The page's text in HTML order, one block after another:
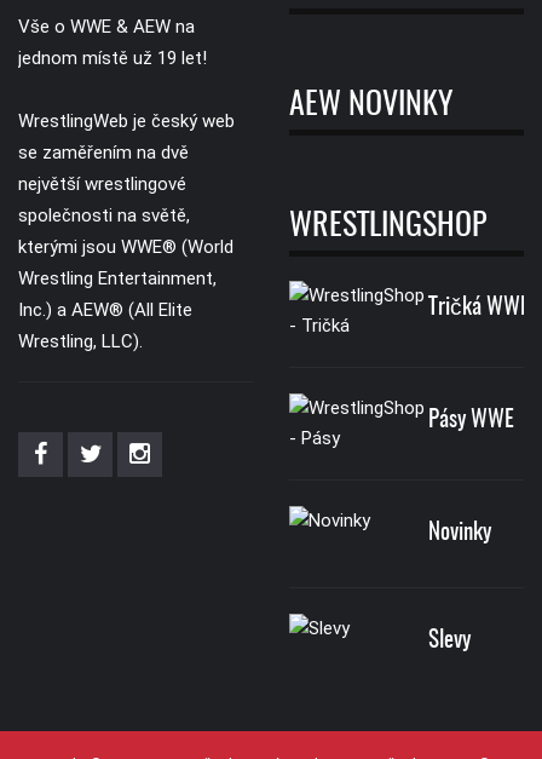
Vše o WWE & AEW na
jednom místě už 19 let!
WrestlingWeb je český web
se zaměřením na dvě
největší wrestlingové
společnosti na světě,
kterými jsou WWE® (World
Wrestling Entertainment,
Inc.) a AEW® (All Elite
Wrestling, LLC).
AEW NOVINKY
WRESTLINGSHOP
Tričká WWE
Pásy WWE
Novinky
Slevy